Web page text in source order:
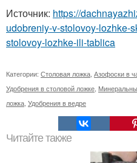
Источник: https://
udobreniy-v-stolovoy-lozhke-
stolovoy-lozhke-ili-tablica
Категории: Столовая ложка Азофоски в
Удобрения в столовой ложке
ложка Удобрения в ведре
Читайте также